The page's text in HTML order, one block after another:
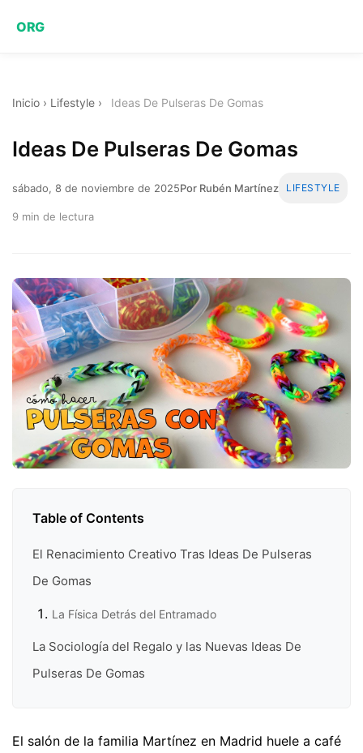
ORG
Inicio › Lifestyle › Ideas De Pulseras De Gomas
Ideas De Pulseras De Gomas
sábado, 8 de noviembre de 2025Por Rubén Martínez LIFESTYLE
9 min de lectura
Table of Contents
El Renacimiento Creativo Tras Ideas De Pulseras
De Gomas
La Física Detrás del Entramado
La Sociología del Regalo y las Nuevas Ideas De
Pulseras De Gomas
El salón de la familia Martínez en Madrid huele a café